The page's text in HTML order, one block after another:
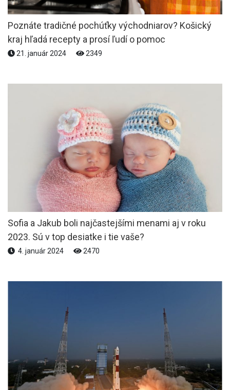
Poznáte tradičné pochúťky východniarov? Košický
kraj hľadá recepty a prosí ľudí o pomoc
21. január 2024 2349
Sofia a Jakub boli najčastejšími menami aj v roku
2023. Sú v top desiatke i tie vaše?
4. január 2024 2470